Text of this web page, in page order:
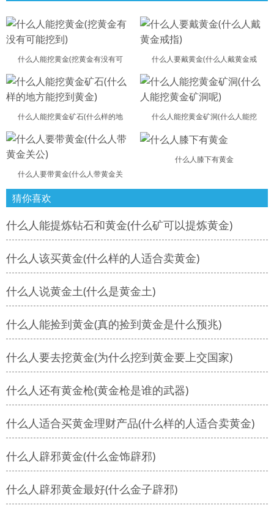
什么人能挖黄金(挖黄金有没有可 什么人要戴黄金(什么人戴黄金戒
什么人能挖黄金矿石(什么样的地 什么人能挖黄金矿洞(什么人能挖
什么人要带黄金(什么人带黄金关
什么人膝下有黄金
猜你喜欢
什么人能提炼钻石和黄金(什么矿可以提炼黄金)
什么人该买黄金(什么样的人适合卖黄金)
什么人说黄金土(什么是黄金土)
什么人能捡到黄金(真的捡到黄金是什么预兆)
什么人要去挖黄金(为什么挖到黄金要上交国家)
什么人还有黄金枪(黄金枪是谁的武器)
什么人适合买黄金理财产品(什么样的人适合卖黄金)
什么人辟邪黄金(什么金饰辟邪)
什么人辟邪黄金最好(什么金子辟邪)